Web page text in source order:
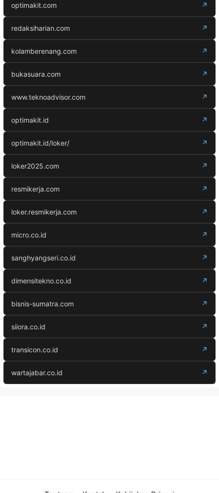
optimakit.com ↗
redaksiharian.com ↗
kolamberenang.com ↗
bukasuara.com ↗
www.teknoadvisor.com ↗
optimakit.id ↗
optimakit.id/loker/ ↗
loker2025.com ↗
resmikerja.com ↗
loker.resmikerja.com ↗
micro.co.id ↗
sanghyangseri.co.id ↗
dimensitekno.co.id ↗
bisnis-sumatra.com ↗
siiora.co.id ↗
transicon.co.id ↗
wartajabar.co.id ↗